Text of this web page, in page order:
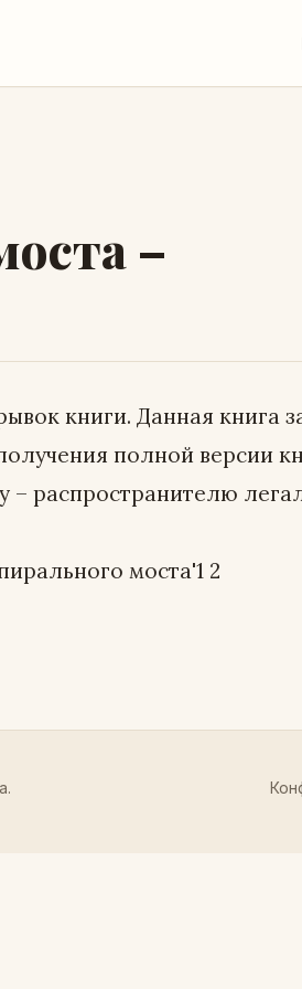
–
книги. Данная книга
полной версии
– распространителю
моста'1 2